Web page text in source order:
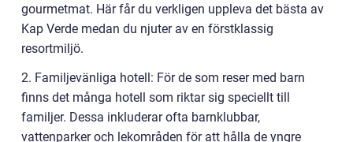
gourmetmat. Här får du verkligen uppleva det bästa av
Kap Verde medan du njuter av en förstklassig
resortmiljö.
2. Familjevänliga hotell: För de som reser med barn
finns det många hotell som riktar sig speciellt till
familjer. Dessa inkluderar ofta barnklubbar,
vattenparker och lekområden för att hålla de yngre